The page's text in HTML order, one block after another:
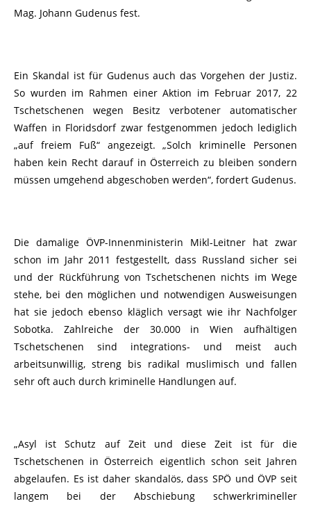
Mag. Johann Gudenus fest.
Ein Skandal ist für Gudenus auch das Vorgehen der Justiz.
So wurden im Rahmen einer Aktion im Februar 2017, 22
Tschetschenen wegen Besitz verbotener automatischer
Waffen in Floridsdorf zwar festgenommen jedoch lediglich
„auf freiem Fuß“ angezeigt. „Solch kriminelle Personen
haben kein Recht darauf in Österreich zu bleiben sondern
müssen umgehend abgeschoben werden“, fordert Gudenus.
Die damalige ÖVP-Innenministerin Mikl-Leitner hat zwar
schon im Jahr 2011 festgestellt, dass Russland sicher sei
und der Rückführung von Tschetschenen nichts im Wege
stehe, bei den möglichen und notwendigen Ausweisungen
hat sie jedoch ebenso kläglich versagt wie ihr Nachfolger
Sobotka. Zahlreiche der 30.000 in Wien aufhältigen
Tschetschenen sind integrations- und meist auch
arbeitsunwillig, streng bis radikal muslimisch und fallen
sehr oft auch durch kriminelle Handlungen auf.
„Asyl ist Schutz auf Zeit und diese Zeit ist für die
Tschetschenen in Österreich eigentlich schon seit Jahren
abgelaufen. Es ist daher skandalös, dass SPÖ und ÖVP seit
langem bei der Abschiebung schwerkrimineller